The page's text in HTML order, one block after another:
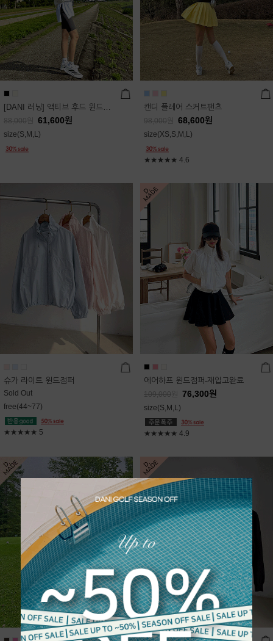
[DANI 러닝] 액티브 후드 윈드점퍼
88,000 61,600원
size(S,M,L)
캔디 플레어 스커트팬츠
98,000 68,600원
size(XS,S,M,L)
★★★★★ 4.6
슈가 라이트 윈드점퍼
Sold Out
free(44~77)
★★★★★ 5
에어하프 윈드점퍼-재입고완료
109,000 76,300원
size(S,M,L)
★★★★★ 4.9